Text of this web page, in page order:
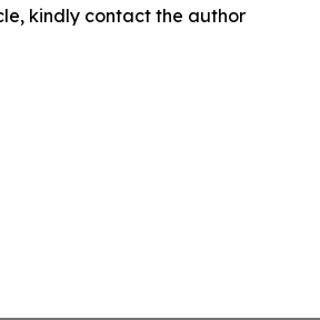
kindly contact the author